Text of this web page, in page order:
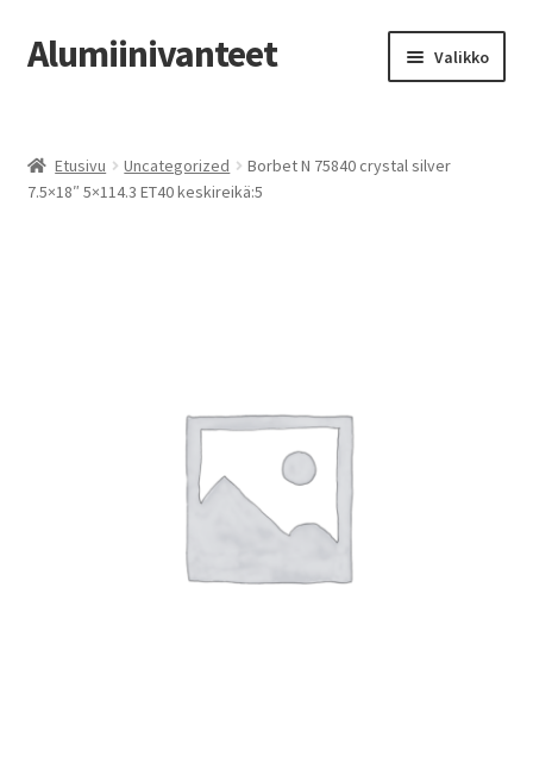
Siirry
navigointiin
Siirry
sisältöön
Alumiinivanteet Valikko
Kauppa
Etusivu Uncategorized
Borbet N 75840 crystal silver
7.5×18″ 5×114.3 ET40 keskireikä:5